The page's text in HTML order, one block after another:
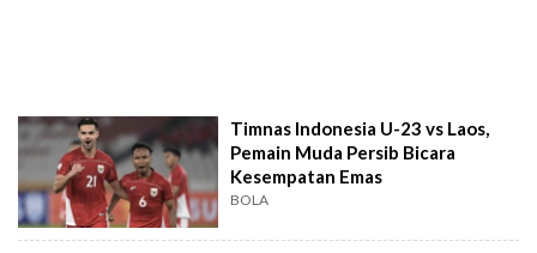
Timnas Indonesia U-23 vs Laos,
Pemain Muda Persib Bicara
Kesempatan Emas
BOLA